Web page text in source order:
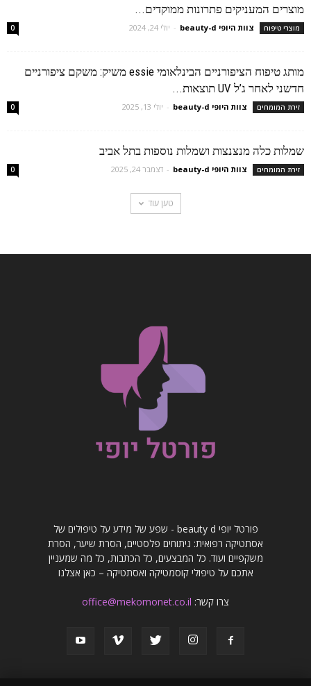
מוצרים המעניקים פתרונות ממוקדים...
מוצרי טיפוח צוות היופי beauty-d - יולי 24, 2024 0
מותג טיפוח הציפורניים הבינלאומי essie משיק: משקם ציפורניים
חדשני לאחר ג’ל UV תוצאות...
זירת המומחים צוות היופי beauty-d - יולי 13, 2025 0
שמלות כלה מנצנצות ושמלות נוספות בתל אביב
זירת המומחים צוות היופי beauty-d - דצמבר 24, 2025 0
טען עוד
פורטל יופי beauty d - שפע של מידע על טיפולים של
אסתטיקה רפואית: ניתוחים פלסטיים, הסרת שיער, הסרת
משקפיים ועוד. כל המבצעים, כל הכתבות, כל מה שמעניין
אתכם על טיפולי קוסמטיקה ואסתטיקה – כאן אצלנו
צרו קשר: office@mekomonet.co.il